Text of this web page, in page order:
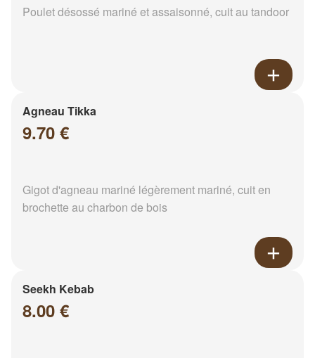
Poulet désossé mariné et assaisonné, cuit au tandoor
Agneau Tikka
9.70 €
Gigot d'agneau mariné légèrement mariné, cuit en
brochette au charbon de bois
Seekh Kebab
8.00 €